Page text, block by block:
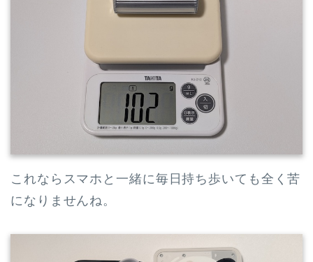
これならスマホと一緒に毎日持ち歩いても全く苦
になりませんね。